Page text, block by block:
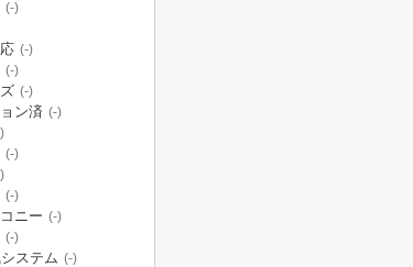
(-)
(-)
(-)
(-)
ン済 (-)
(-)
(-)
ニー (-)
(-)
ステム (-)